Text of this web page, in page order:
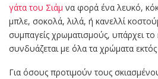
γάτα του Σιάμ να φορά ένα λευκό,
μπλε, σοκολά, λιλά, ή κανελλί
συμπαγείς χρωματισμούς, υπάρχει
συνδυάζεται με όλα τα χρώματα
Για όσους προτιμούν τους